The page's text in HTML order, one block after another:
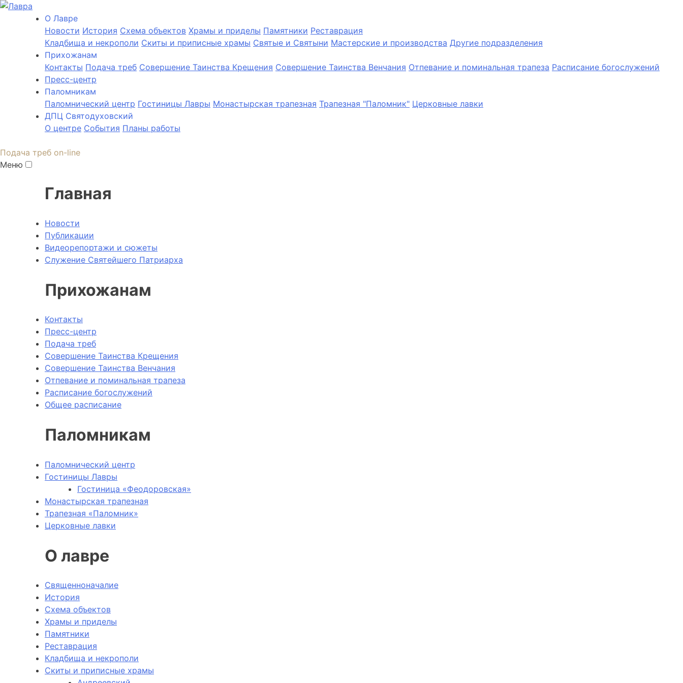
О Лаврe
Новости История Cхема объектов Храмы и приделы Памятники Реставрация
Кладбища и некрополи Скиты и приписные храмы Святые и Святыни Мастерские и производства Другие подразделения
Прихожанам
Контакты Подача треб Совершение Таинства Крещения Совершение Таинства Венчания Отпевание и поминальная трапеза Расписание богослужений
Пресс-центр
Паломникам
Паломнический центр Гостиницы Лавры Монастырская трапезная Трапезная "Паломник" Церковные лавки
ДПЦ Святодуховский
О центре События Планы работы
Подача треб on-line
Меню
Главная
Новости
Публикации
Видеорепортажи и сюжеты
Служение Святейшего Патриарха
Прихожанам
Контакты
Пресс-центр
Подача треб
Совершение Таинства Крещения
Совершение Таинства Венчания
Отпевание и поминальная трапеза
Расписание богослужений
Общее расписание
Паломникам
Паломнический центр
Гостиницы Лавры
Гостиница «Феодоровская»
Монастырская трапезная
Трапезная «Паломник»
Церковные лавки
О лавре
Священноначалие
История
Схема объектов
Храмы и приделы
Памятники
Реставрация
Кладбища и некрополи
Скиты и приписные храмы